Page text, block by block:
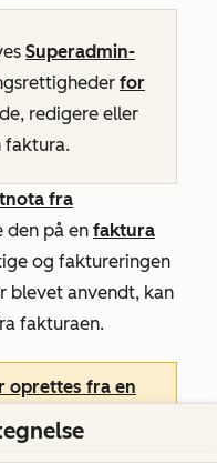
Superadmin-
for
redigere eller
faktura.
fra
den på en faktura
og faktureringen
blevet anvendt, kan
fakturaen.
oprettes fra en
på den